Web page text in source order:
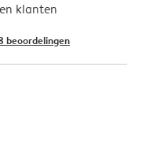
klanten
beoordelingen